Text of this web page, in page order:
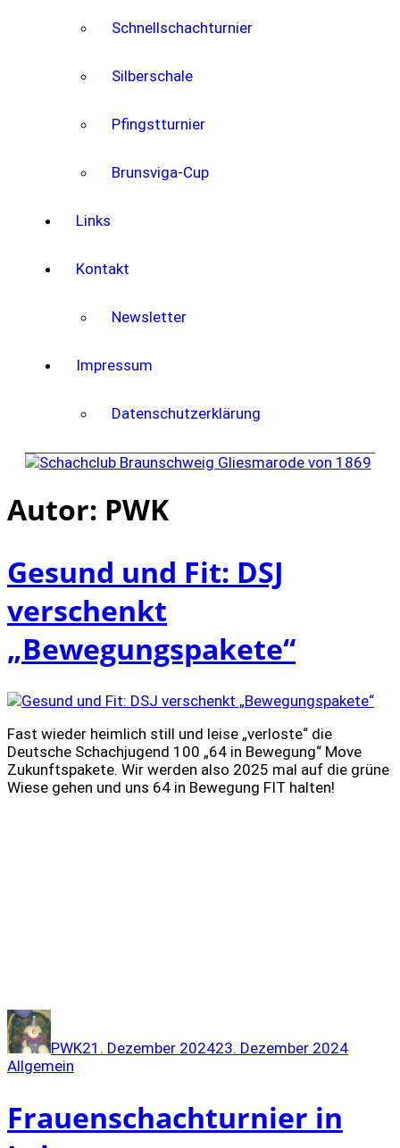
Schnellschachturnier
Silberschale
Pfingstturnier
Brunsviga-Cup
Links
Kontakt
Newsletter
Impressum
Datenschutzerklärung
Autor: PWK
Gesund und Fit: DSJ
verschenkt
„Bewegungspakete“
Fast wieder heimlich still und leise „verloste“ die
Deutsche Schachjugend 100 „64 in Bewegung“ Move
Zukunftspakete. Wir werden also 2025 mal auf die grüne
Wiese gehen und uns 64 in Bewegung FIT halten!
Autor
PWK21. Dezember 202423. Dezember 2024
Allgemein
Frauenschachturnier in